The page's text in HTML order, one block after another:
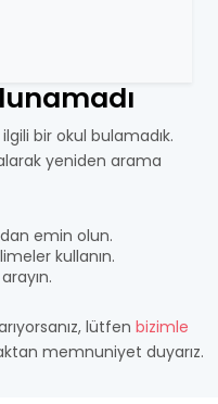
bir okul bulamadık.
yeniden arama
emin olun.
kullanın.
lütfen bizimle
memnuniyet duyarız.